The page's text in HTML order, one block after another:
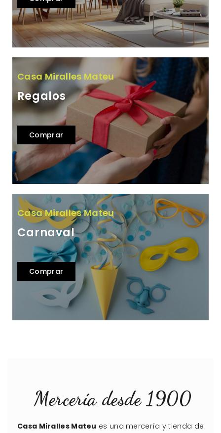
Casa Miralles Mateu
Regalos
Comprar
Casa Miralles Mateu
Carnaval
Comprar
Mercería desde 1900
Casa Miralles Mateu es una mercería y tienda de